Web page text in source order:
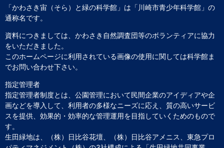
「かわさき宙（そら）と緑の科学館」は「川崎市青少年科学館」の
通称名です。
資料につきましては、かわさき自然調査団等のボランティアに協力
をいただきました。
このホームページに利用されている画像の使用に関しては科学館ま
でお問い合わせ下さい。
指定管理者
指定管理者制度とは、公園管理において民間企業のアイディアや企
画などを導入して、利用者の多様なニーズに応え、質の高いサービ
スを提供、効果的・効率的な管理運用を目指していくためのもので
す。
生田緑地は、（株）日比谷花壇、（株）日比谷アメニス、東急プロ